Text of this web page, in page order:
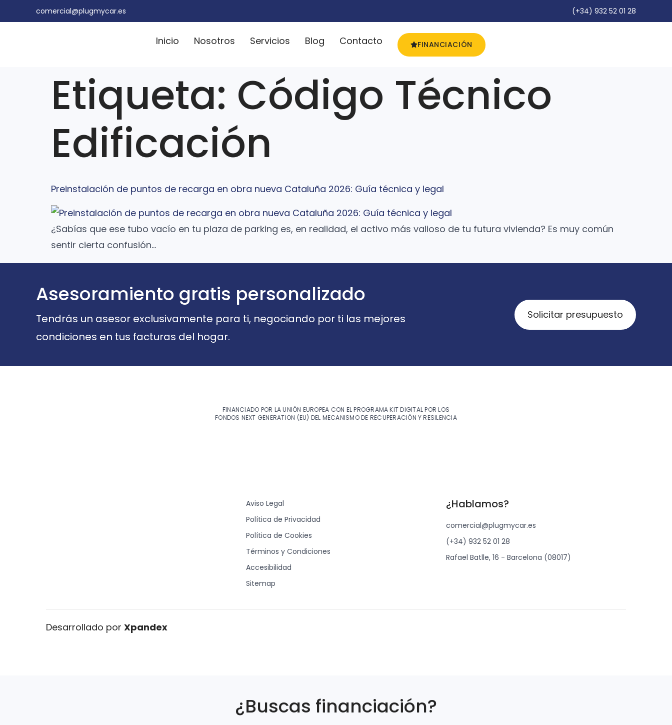
comercial@plugmycar.es (+34) 932 52 01 28
Inicio Nosotros Servicios Blog Contacto FINANCIACIÓN
Etiqueta: Código Técnico
Edificación
Preinstalación de puntos de recarga en obra nueva Cataluña 2026: Guía técnica y legal
¿Sabías que ese tubo vacío en tu plaza de parking es, en realidad, el activo más valioso de tu futura vivienda? Es muy común
sentir cierta confusión…
Asesoramiento gratis personalizado
Tendrás un asesor exclusivamente para ti, negociando por ti las mejores
condiciones en tus facturas del hogar.
Solicitar presupuesto
FINANCIADO POR LA UNIÓN EUROPEA CON EL PROGRAMA KIT DIGITAL POR LOS
FONDOS NEXT GENERATION (EU) DEL MECANISMO DE RECUPERACIÓN Y RESILENCIA
Aviso Legal
Política de Privacidad
Política de Cookies
Términos y Condiciones
Accesibilidad
Sitemap
¿Hablamos?
comercial@plugmycar.es
(+34) 932 52 01 28
Rafael Batlle, 16 - Barcelona (08017)
Desarrollado por Xpandex
¿Buscas financiación?